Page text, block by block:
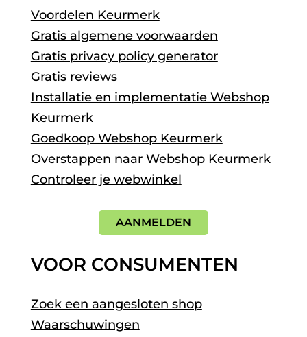
Voordelen Keurmerk
Gratis algemene voorwaarden
Gratis privacy policy generator
Gratis reviews
Installatie en implementatie Webshop
Keurmerk
Goedkoop Webshop Keurmerk
Overstappen naar Webshop Keurmerk
Controleer je webwinkel
AANMELDEN
VOOR CONSUMENTEN
Zoek een aangesloten shop
Waarschuwingen